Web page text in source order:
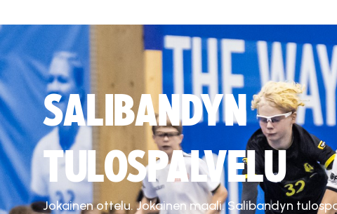
SALIBANDYN
TULOSPALVELU
Jokainen ottelu. Jokainen maali. Salibandyn